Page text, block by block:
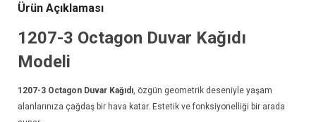
Ürün Açıklaması
1207-3 Octagon Duvar Kağıdı
Modeli
1207-3 Octagon Duvar Kağıdı , özgün geometrik deseniyle yaşam
alanlarınıza çağdaş bir hava katar. Estetik ve fonksiyonelliği bir arada